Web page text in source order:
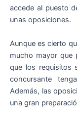
accede al puesto
unas oposiciones.
Aunque es cierto
mucho mayor que
que los requisitos
concursante
Además, las
una gran